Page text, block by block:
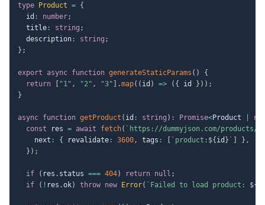
type Product = {
  id
: number;
  title
: string ;
  description
: string ;
} ;
export async function generateStaticParams ( )
{
return
"1" , "2" , "3" .map( ( id ) => ( { id } ) ) ;
}
async function getProduct ( id : string ) : Promise<Product
const res = await fetch( ` https://dummyjson.com/products/
    next
: { revalidate : 3600, tags : ` product: ${ id } ` } ,
} ) ;
if ( res . status === 404) return null ;
if
( ! res .ok) throw new Error( ` Failed to load product: ${